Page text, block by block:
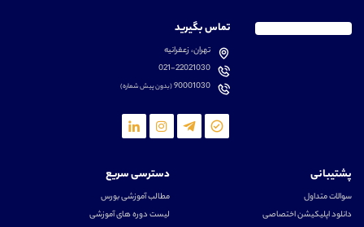
تماس بگیرید
تهران، زعفرانیه
021-22021030
90001030(بدون پیش شماره)
پشتیبانی
سوالات متداول
دانلود اپلیکیشن اختصاصی
دسترسی سریع
مطالب آموزشی بورس
لیست دوره های آموزشی